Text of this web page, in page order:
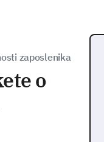
zaposlenika
o